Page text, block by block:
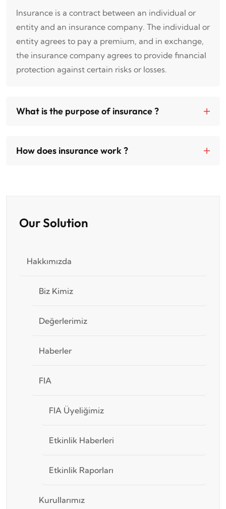
Our Solution
Hakkımızda
Biz Kimiz
Değerlerimiz
Haberler
FIA
FIA Üyeliğimiz
Etkinlik Haberleri
Etkinlik Raporları
Kurullarımız
Insurance is a contract between an individual or
entity and an insurance company. The individual or
entity agrees to pay a premium, and in exchange,
the insurance company agrees to provide financial
protection against certain risks or losses.
What is the purpose of insurance ?
How does insurance work ?